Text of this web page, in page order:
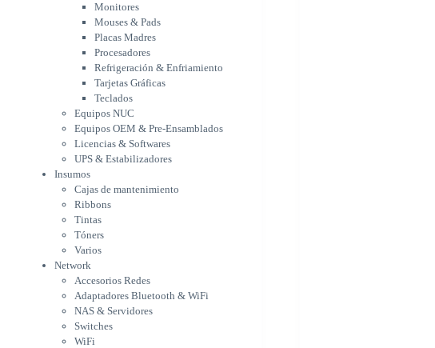
Teclados
Equipos NUC
Equipos OEM & Pre-
Ensamblados
Licencias & Softwares
UPS & Estabilizadores
Insumos
Cajas de mantenimiento
Ribbons
Tintas
Tóners
Varios
Network
Accesorios Redes
Adaptadores Bluetooth &
WiFi
NAS & Servidores
Switches
WiFi
Notebooks & Portátiles
Cargador para notebook
Cooling Pad
Monitores
Mouses & Pads
Placas Madres
Procesadores
Refrigeración & Enfriamiento
Tarjetas Gráficas
Teclados
Equipos NUC
Equipos OEM & Pre-Ensamblados
Licencias & Softwares
UPS & Estabilizadores
Insumos
Cajas de mantenimiento
Ribbons
Tintas
Tóners
Varios
Network
Accesorios Redes
Adaptadores Bluetooth & WiFi
NAS & Servidores
Switches
WiFi